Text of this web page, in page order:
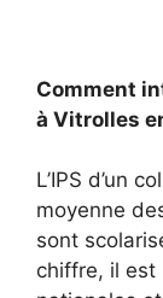
Comment
à Vitrolles
L’IPS d’un
moyenne
sont
chiffre, il est